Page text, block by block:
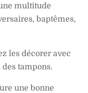
multitude
baptêmes,
les décorer avec
tampons.
une bonne